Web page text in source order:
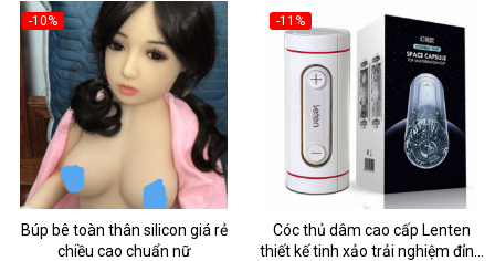
-10%
Búp bê toàn thân silicon giá rẻ
chiều cao chuẩn nữ
-11%
Cóc thủ dâm cao cấp Lenten
thiết kế tinh xảo trải nghiệm đỉnh